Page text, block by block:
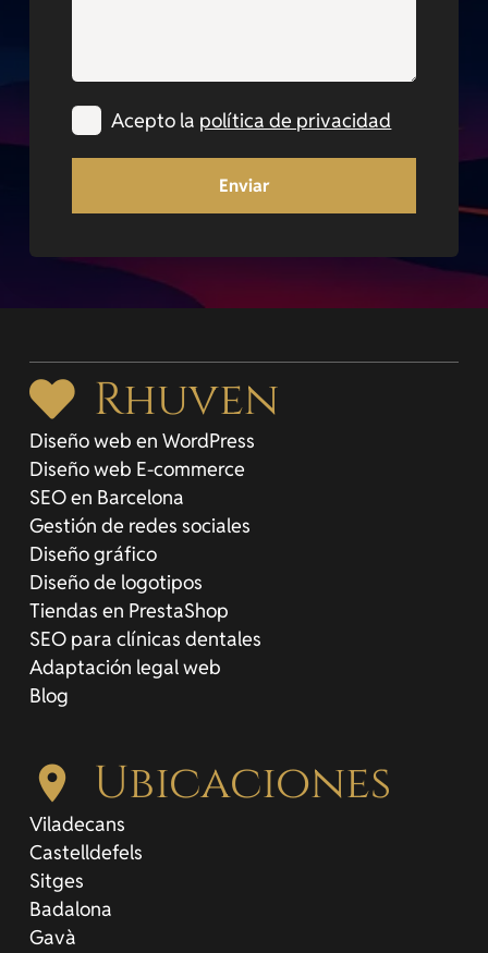
Acepto la política de privacidad
Enviar
Rhuven
Diseño web en WordPress
Diseño web E-commerce
SEO en Barcelona
Gestión de redes sociales
Diseño gráfico
Diseño de logotipos
Tiendas en PrestaShop
SEO para clínicas dentales
Adaptación legal web
Blog
location_on Ubicaciones
Viladecans
Castelldefels
Sitges
Badalona
Gavà